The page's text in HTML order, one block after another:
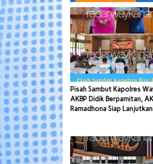
Pisah Sambut Kapolres
AKBP Didik Berpamitan,
Ramadhona Siap